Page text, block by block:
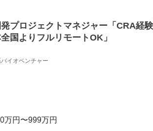
プロジェクトマネジャー「CRA経
国よりフルリモートOK」
イオベンチャー
万円〜999万円